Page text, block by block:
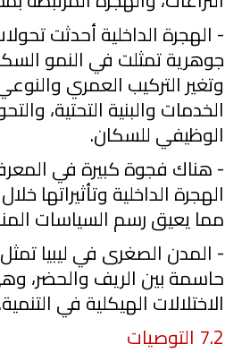
- الهجرة الداخلية أحدثت
جوهرية تمثلت في النمو
وتغير التركيب العمري
الخدمات والبنية التحتية،
الوظيفي للسكان.
- هناك فجوة كبيرة في
الهجرة الداخلية وتأثيراتها
مما يعيق رسم السياسات
- المدن الصغرى في ليبيا
حاسمة بين الريف والحضر،
الاختلالات الهيكلية في التنمية.
7.2 التوصيات